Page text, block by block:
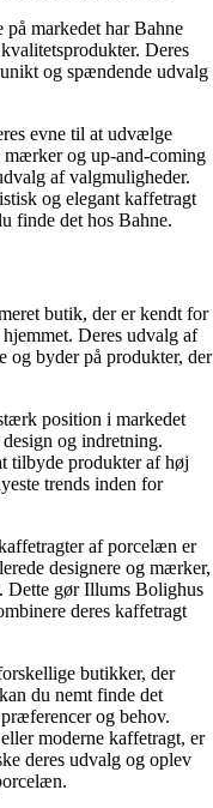
markedet har Bahne
Deres
og spændende udvalg
evne til at udvælge
og up-and-coming
af valgmuligheder.
og elegant kaffetragt
finde det hos Bahne.
butik, der er kendt for
Deres udvalg af
og byder på produkter, der
position i markedet
og indretning.
tilbyde produkter af høj
trends inden for
af porcelæn er
designere og mærker,
Dette gør Illums Bolighus
deres kaffetragt
butikker, der
du nemt finde det
og behov.
moderne kaffetragt, er
deres udvalg og oplev